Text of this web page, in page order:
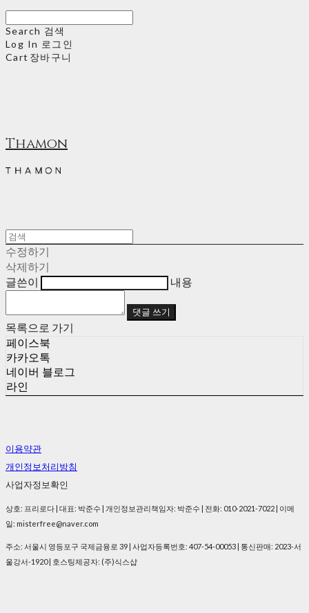
Search 검색
Log In 로그인
Cart 장바구니
Thamon
수정하기
삭제하기
글쓴이
내용
댓글 쓰기
목록으로 가기
페이스북
카카오톡
네이버 블로그
라인
이용약관
개인정보처리방침
사업자정보확인
상호: 프리로다 | 대표: 박준수 | 개인정보관리책임자: 박준수 | 전화: 010-2021-7022 | 이메
일: misterfree@naver.com
주소: 서울시 영등포구 국제금융로 39 | 사업자등록번호: 407-54-00053 | 통신판매: 2023-서
울강서-1920| 호스팅제공자: (주)식스샵